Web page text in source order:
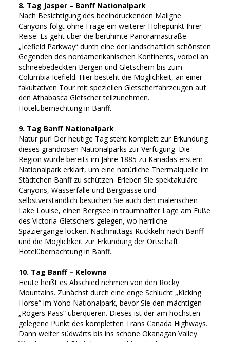
8. Tag Jasper – Banff Nationalpark
Nach Besichtigung des beeindruckenden Maligne
Canyons folgt ohne Frage ein weiterer Höhepunkt Ihrer
Reise: Es geht über die berühmte Panoramastraße
„Icefield Parkway“ durch eine der landschaftlich schönsten
Gegenden des nordamerikanischen Kontinents, vorbei an
schneebedeckten Bergen und Gletschern bis zum
Columbia Icefield. Hier besteht die Möglichkeit, an einer
fakultativen Tour mit speziellen Gletscherfahrzeugen auf
den Athabasca Gletscher teilzunehmen.
Hotelübernachtung in Banff.
9. Tag Banff Nationalpark
Natur pur! Der heutige Tag steht komplett zur Erkundung
dieses grandiosen Nationalparks zur Verfügung. Die
Region wurde bereits im Jahre 1885 zu Kanadas erstem
Nationalpark erklärt, um eine natürliche Thermalquelle im
Städtchen Banff zu schützen. Erleben Sie spektakuläre
Canyons, Wasserfälle und Bergpässe und
selbstverständlich besuchen Sie auch den malerischen
Lake Louise, einen Bergsee in traumhafter Lage am Fuße
des Victoria-Gletschers gelegen, wo herrliche
Spaziergänge locken. Nachmittags Rückkehr nach Banff
und die Möglichkeit zur Erkundung der Ortschaft.
Hotelübernachtung in Banff.
10. Tag Banff – Kelowna
Heute heißt es Abschied nehmen von den Rocky
Mountains. Zunächst durch eine enge Schlucht „Kicking
Horse“ im Yoho Nationalpark, bevor Sie den mächtigen
„Rogers Pass“ überqueren. Dieses ist der am höchsten
gelegene Punkt des kompletten Trans Canada Highways.
Dann weiter südwärts bis ins schöne Okanagan Valley.